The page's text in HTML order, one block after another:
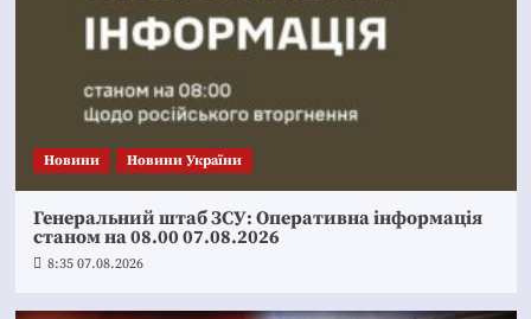
Новини Новини України
Генеральний штаб ЗСУ: Оперативна інформація
станом на 08.00 07.08.2026
8:35 07.08.2026